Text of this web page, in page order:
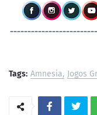
Tags: Amnesia Jogos